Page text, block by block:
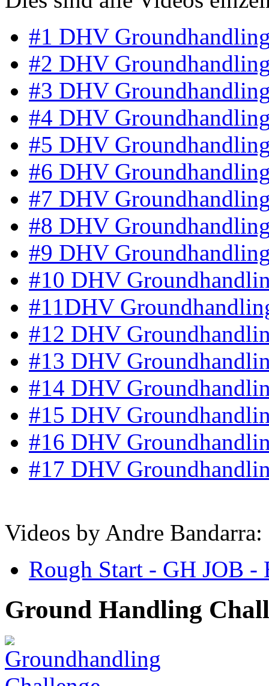
#1 DHV
#2 DHV
#3 DHV
#4 DHV
#5 DHV
#6 DHV
#7 DHV
#8 DHV
#9 DHV
#10 DHV
#11DHV
#12 DHV
#13 DHV
#14 DHV
#15 DHV
#16 DHV
#17 DHV
Videos by Andre Bandarra:
Rough Start - GH JOB
Ground Handling